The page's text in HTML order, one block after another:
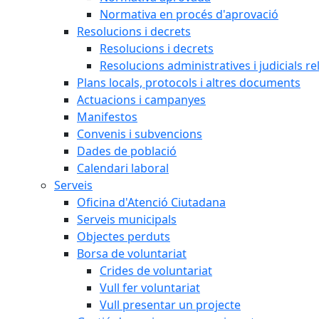
Normativa en procés d'aprovació
Resolucions i decrets
Resolucions i decrets
Resolucions administratives i judicials
Plans locals, protocols i altres documents
Actuacions i campanyes
Manifestos
Convenis i subvencions
Dades de població
Calendari laboral
Serveis
Oficina d'Atenció Ciutadana
Serveis municipals
Objectes perduts
Borsa de voluntariat
Crides de voluntariat
Vull fer voluntariat
Vull presentar un projecte